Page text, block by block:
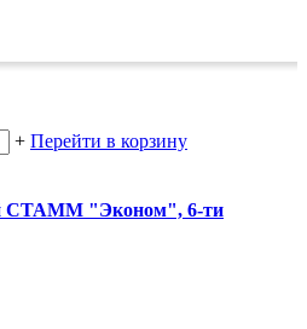
+ Перейти в корзину
СТАММ "Эконом", 6-ти